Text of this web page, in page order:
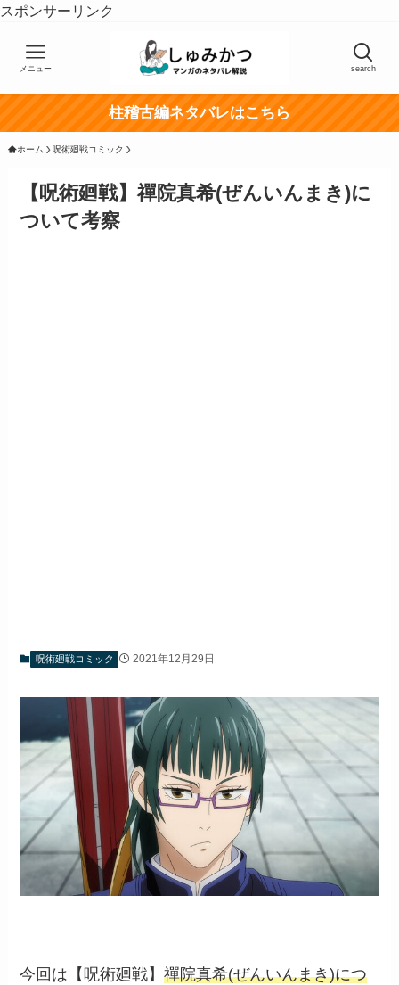
スポンサーリンク
search
メニュー
柱稽古編ネタバレはこちら
ホーム 呪術廻戦コミック
【呪術廻戦】禪院真希(ぜんいんまき)に
ついて考察
呪術廻戦コミック 2021年12月29日
今回は【呪術廻戦】禪院真希(ぜんいんまき)につ